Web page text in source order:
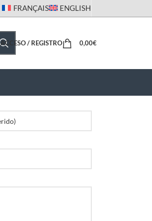
FRANÇAIS ENGLISH
ACCESO / REGISTRO 0,00€